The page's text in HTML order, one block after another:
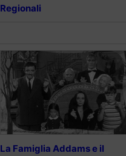
Regionali
La Famiglia Addams e il